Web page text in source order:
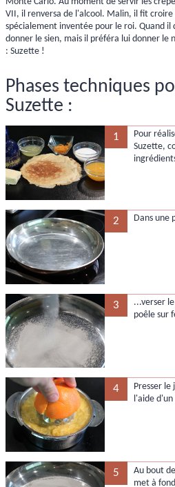
VII, il renversa de l'alcool. Malin, il fit
spécialement inventée pour le roi. Quand il
donner le sien, mais il préféra lui donner le
: Suzette !
Phases techniques
Suzette :
1
Pour
Suzette,
2 Dans une
3
...verser
poêle sur
4
Presser le
l'aide
5
Au bout
met à